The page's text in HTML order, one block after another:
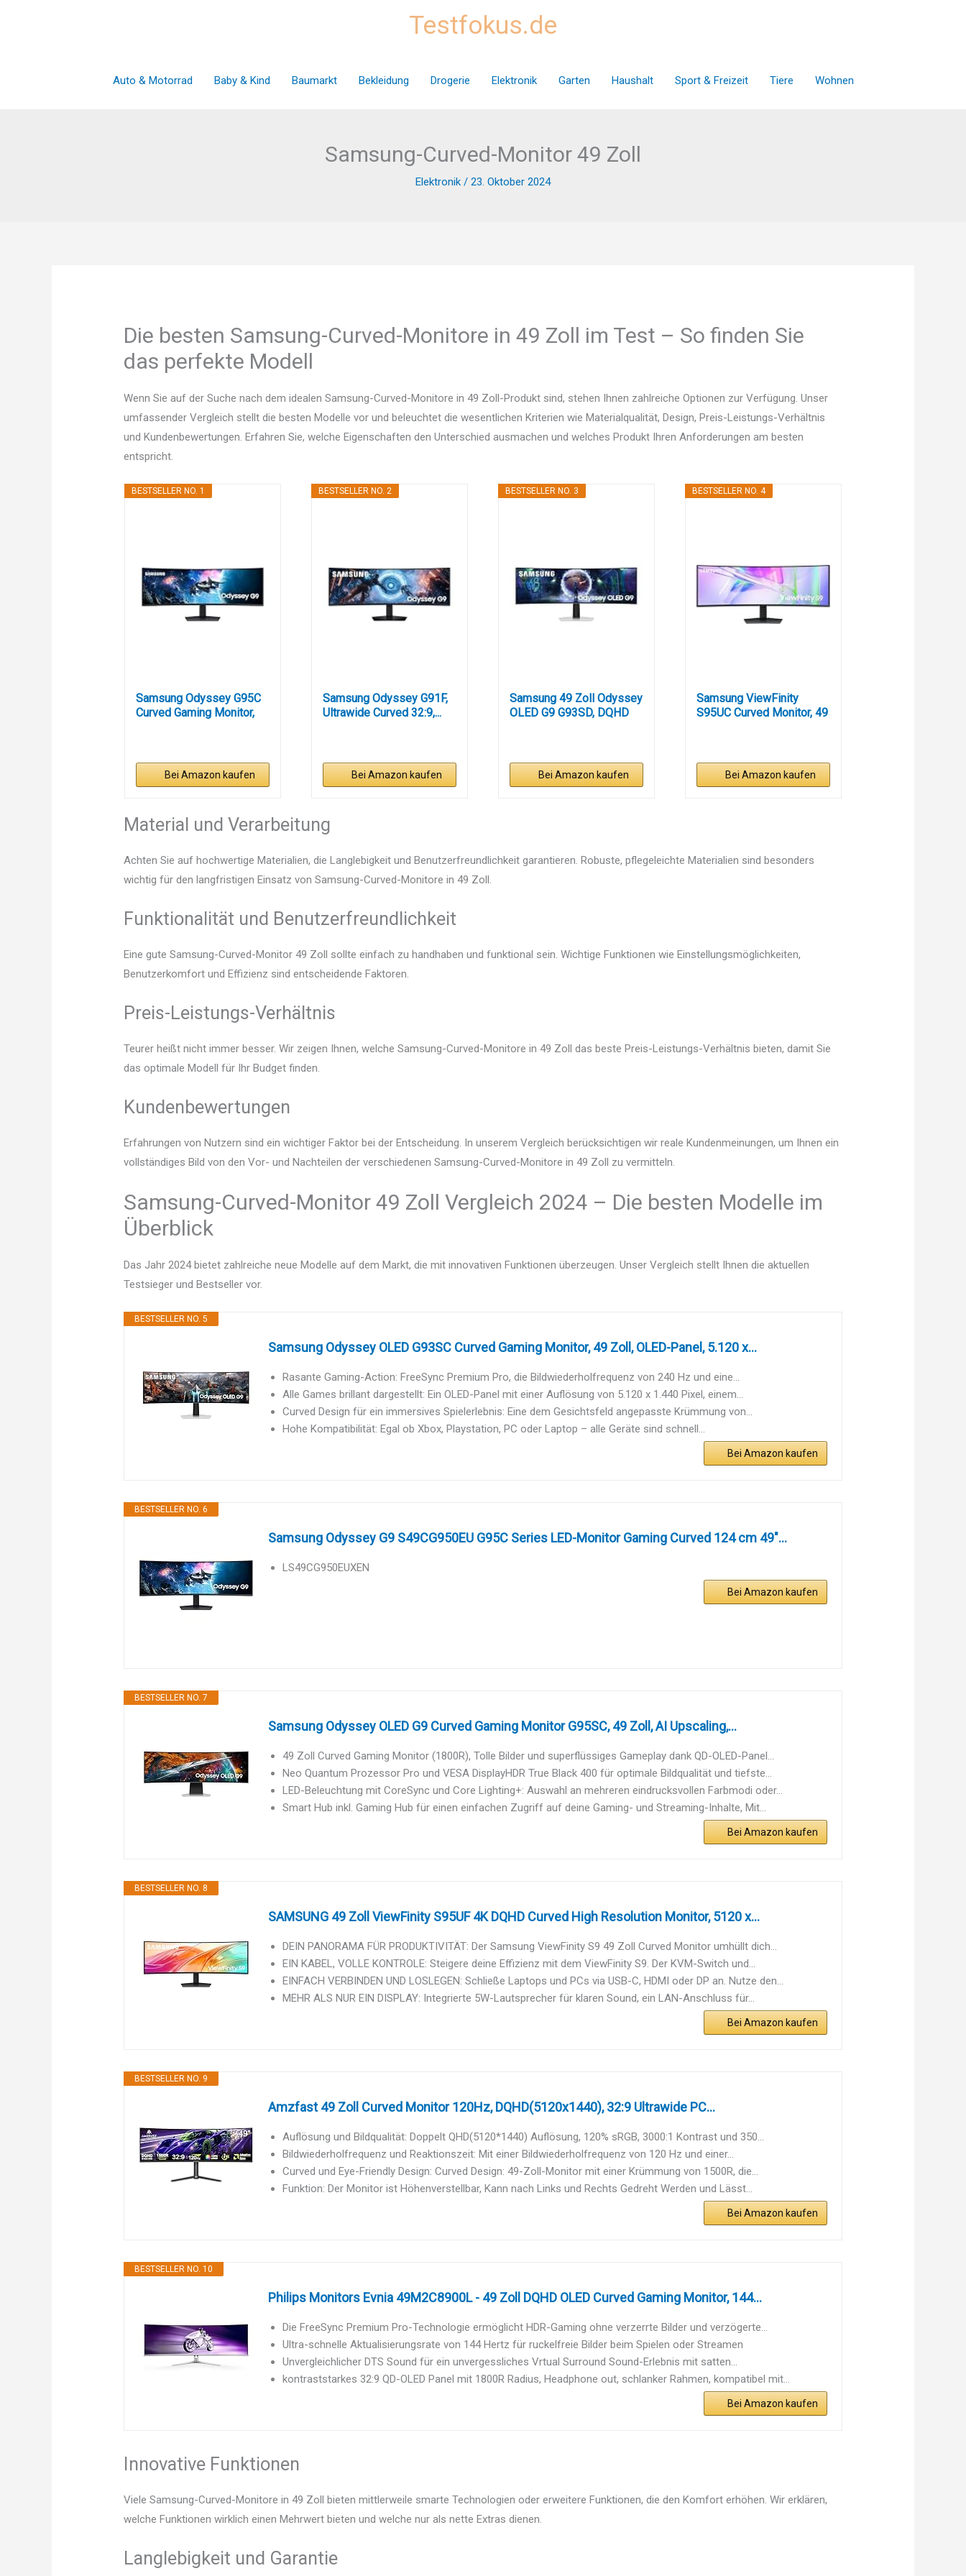
Testfokus.de
Auto & Motorrad Baby & Kind Baumarkt Bekleidung Drogerie Elektronik Garten Haushalt Sport & Freizeit Tiere Wohnen
Samsung-Curved-Monitor 49 Zoll
Elektronik / 23. Oktober 2024
Die besten Samsung-Curved-Monitore in 49 Zoll im Test – So finden Sie
das perfekte Modell
Wenn Sie auf der Suche nach dem idealen Samsung-Curved-Monitore in 49 Zoll-Produkt sind, stehen Ihnen zahlreiche Optionen zur Verfügung. Unser
umfassender Vergleich stellt die besten Modelle vor und beleuchtet die wesentlichen Kriterien wie Materialqualität, Design, Preis-Leistungs-Verhältnis
und Kundenbewertungen. Erfahren Sie, welche Eigenschaften den Unterschied ausmachen und welches Produkt Ihren Anforderungen am besten
entspricht.
BESTSELLER NO. 1
Samsung Odyssey G95C
Curved Gaming Monitor,
Bei Amazon kaufen
BESTSELLER NO. 2
Samsung Odyssey G91F,
Ultrawide Curved 32:9,...
Bei Amazon kaufen
BESTSELLER NO. 3
Samsung 49 Zoll Odyssey
OLED G9 G93SD, DQHD
Bei Amazon kaufen
BESTSELLER NO. 4
Samsung ViewFinity
S95UC Curved Monitor, 49
Bei Amazon kaufen
Material und Verarbeitung
Achten Sie auf hochwertige Materialien, die Langlebigkeit und Benutzerfreundlichkeit garantieren. Robuste, pflegeleichte Materialien sind besonders
wichtig für den langfristigen Einsatz von Samsung-Curved-Monitore in 49 Zoll.
Funktionalität und Benutzerfreundlichkeit
Eine gute Samsung-Curved-Monitor 49 Zoll sollte einfach zu handhaben und funktional sein. Wichtige Funktionen wie Einstellungsmöglichkeiten,
Benutzerkomfort und Effizienz sind entscheidende Faktoren.
Preis-Leistungs-Verhältnis
Teurer heißt nicht immer besser. Wir zeigen Ihnen, welche Samsung-Curved-Monitore in 49 Zoll das beste Preis-Leistungs-Verhältnis bieten, damit Sie
das optimale Modell für Ihr Budget finden.
Kundenbewertungen
Erfahrungen von Nutzern sind ein wichtiger Faktor bei der Entscheidung. In unserem Vergleich berücksichtigen wir reale Kundenmeinungen, um Ihnen ein
vollständiges Bild von den Vor- und Nachteilen der verschiedenen Samsung-Curved-Monitore in 49 Zoll zu vermitteln.
Samsung-Curved-Monitor 49 Zoll Vergleich 2024 – Die besten Modelle im
Überblick
Das Jahr 2024 bietet zahlreiche neue Modelle auf dem Markt, die mit innovativen Funktionen überzeugen. Unser Vergleich stellt Ihnen die aktuellen
Testsieger und Bestseller vor.
BESTSELLER NO. 5
Samsung Odyssey OLED G93SC Curved Gaming Monitor, 49 Zoll, OLED-Panel, 5.120 x...
Rasante Gaming-Action: FreeSync Premium Pro, die Bildwiederholfrequenz von 240 Hz und eine...
Alle Games brillant dargestellt: Ein OLED-Panel mit einer Auflösung von 5.120 x 1.440 Pixel, einem...
Curved Design für ein immersives Spielerlebnis: Eine dem Gesichtsfeld angepasste Krümmung von...
Hohe Kompatibilität: Egal ob Xbox, Playstation, PC oder Laptop – alle Geräte sind schnell...
Bei Amazon kaufen
BESTSELLER NO. 6
Samsung Odyssey G9 S49CG950EU G95C Series LED-Monitor Gaming Curved 124 cm 49"...
LS49CG950EUXEN
Bei Amazon kaufen
BESTSELLER NO. 7
Samsung Odyssey OLED G9 Curved Gaming Monitor G95SC, 49 Zoll, AI Upscaling,...
49 Zoll Curved Gaming Monitor (1800R), Tolle Bilder und superflüssiges Gameplay dank QD-OLED-Panel...
Neo Quantum Prozessor Pro und VESA DisplayHDR True Black 400 für optimale Bildqualität und tiefste...
LED-Beleuchtung mit CoreSync und Core Lighting+: Auswahl an mehreren eindrucksvollen Farbmodi oder...
Smart Hub inkl. Gaming Hub für einen einfachen Zugriff auf deine Gaming- und Streaming-Inhalte, Mit...
Bei Amazon kaufen
BESTSELLER NO. 8
SAMSUNG 49 Zoll ViewFinity S95UF 4K DQHD Curved High Resolution Monitor, 5120 x...
DEIN PANORAMA FÜR PRODUKTIVITÄT: Der Samsung ViewFinity S9 49 Zoll Curved Monitor umhüllt dich...
EIN KABEL, VOLLE KONTROLE: Steigere deine Effizienz mit dem ViewFinity S9. Der KVM-Switch und...
EINFACH VERBINDEN UND LOSLEGEN: Schließe Laptops und PCs via USB-C, HDMI oder DP an. Nutze den...
MEHR ALS NUR EIN DISPLAY: Integrierte 5W-Lautsprecher für klaren Sound, ein LAN-Anschluss für...
Bei Amazon kaufen
BESTSELLER NO. 9
Amzfast 49 Zoll Curved Monitor 120Hz, DQHD(5120x1440), 32:9 Ultrawide PC...
Auflösung und Bildqualität: Doppelt QHD(5120*1440) Auflösung, 120% sRGB, 3000:1 Kontrast und 350...
Bildwiederholfrequenz und Reaktionszeit: Mit einer Bildwiederholfrequenz von 120 Hz und einer...
Curved und Eye-Friendly Design: Curved Design: 49-Zoll-Monitor mit einer Krümmung von 1500R, die...
Funktion: Der Monitor ist Höhenverstellbar, Kann nach Links und Rechts Gedreht Werden und Lässt...
Bei Amazon kaufen
BESTSELLER NO. 10
Philips Monitors Evnia 49M2C8900L - 49 Zoll DQHD OLED Curved Gaming Monitor, 144...
Die FreeSync Premium Pro-Technologie ermöglicht HDR-Gaming ohne verzerrte Bilder und verzögerte...
Ultra-schnelle Aktualisierungsrate von 144 Hertz für ruckelfreie Bilder beim Spielen oder Streamen
Unvergleichlicher DTS Sound für ein unvergessliches Vrtual Surround Sound-Erlebnis mit satten...
kontraststarkes 32:9 QD-OLED Panel mit 1800R Radius, Headphone out, schlanker Rahmen, kompatibel mit...
Bei Amazon kaufen
Innovative Funktionen
Viele Samsung-Curved-Monitore in 49 Zoll bieten mittlerweile smarte Technologien oder erweitere Funktionen, die den Komfort erhöhen. Wir erklären,
welche Funktionen wirklich einen Mehrwert bieten und welche nur als nette Extras dienen.
Langlebigkeit und Garantie